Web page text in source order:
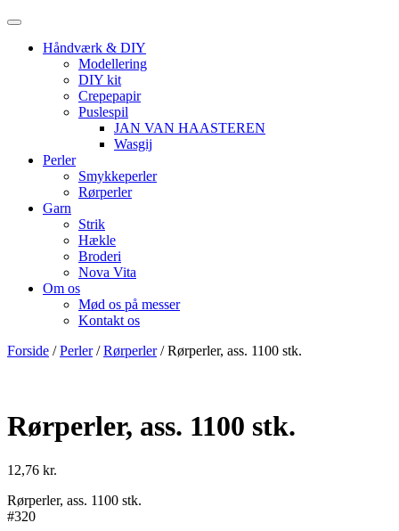
Menu
Håndværk & DIY
Modellering
DIY kit
Crepepapir
Puslespil
JAN VAN HAASTEREN
Wasgij
Perler
Smykkeperler
Rørperler
Garn
Strik
Hækle
Broderi
Nova Vita
Om os
Mød os på messer
Kontakt os
Forside /Perler/Rørperler/ Rørperler, ass. 1100 stk.
Rørperler, ass. 1100 stk.
12,76 kr.
Rørperler, ass. 1100 stk.
#320